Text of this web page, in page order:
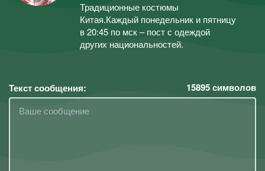
Традиционные костюмы
Китая.Каждый понедельник и пятницу
в 20:45 по мск – пост с одеждой
других национальностей.
Текст сообщения: 15895символов